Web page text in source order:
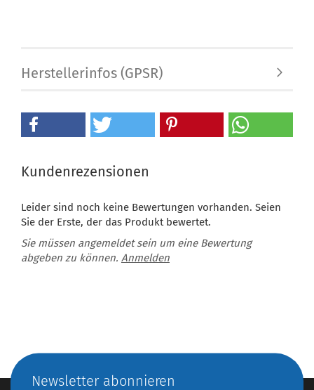
Herstellerinfos (GPSR)
Kundenrezensionen
Leider sind noch keine Bewertungen vorhanden. Seien
Sie der Erste, der das Produkt bewertet.
Sie müssen angemeldet sein um eine Bewertung
abgeben zu können. Anmelden
Newsletter abonnieren